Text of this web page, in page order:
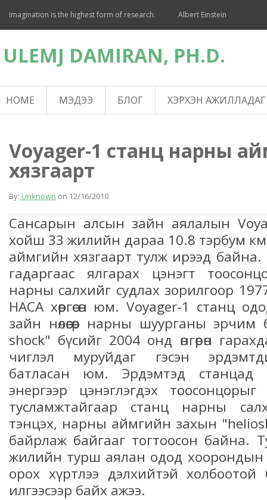
Imagination is the highest form of research. Albert Einstein
ULEMJ DAMIRAN, PH.D.
HOME МЭДЭЭ БЛОГ ХЭРХЭН АЖИЛЛАДАГ
Voyager-1 станц нарны
хязгаарт
By: Unknown on 12/16/2010
Сансарын алсын зайн аялалын
хойш 33 жилийн дараа 10.8 тэрбум
аймгийн хязгаарт тулж ирээд
гадаргаас ялгарах цэнэгт
нарны салхийг судлах зорилгоор
НАСА хөөргөсөн юм. Voyager-1 станц
зайн нөлөөгөөр нарны шуурганы
shock" бүсийг 2004 онд өнгөрөн
чиглэл муруйдаг гэсэн
батласан юм. Эрдэмтэд станцад
энергээр цэнэглэгдэх тоосонцорыг
тусламжтайгаар станц нарны
тэнцэх, нарны аймгийн захын
байрлаж байгааг тогтоосон байна.
жилийн турш аялан одод хоорондын
орох хүртлээ дэлхийтэй холбоотой
илгээсээр байх ажээ.